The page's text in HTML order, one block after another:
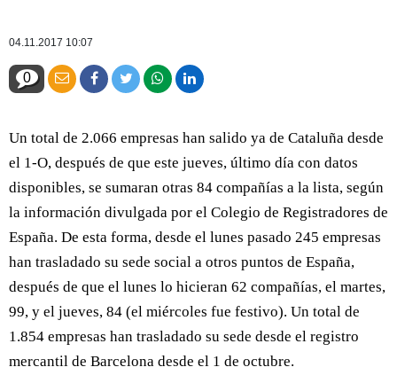
04.11.2017 10:07
0
Un total de 2.066 empresas han salido ya de Cataluña desde
el 1-O, después de que este jueves, último día con datos
disponibles, se sumaran otras 84 compañías a la lista, según
la información divulgada por el Colegio de Registradores de
España. De esta forma, desde el lunes pasado 245 empresas
han trasladado su sede social a otros puntos de España,
después de que el lunes lo hicieran 62 compañías, el martes,
99, y el jueves, 84 (el miércoles fue festivo). Un total de
1.854 empresas han trasladado su sede desde el registro
mercantil de Barcelona desde el 1 de octubre.